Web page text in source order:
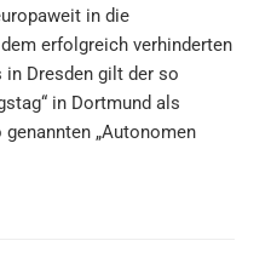
in die
erfolgreich verhinderten
Dresden gilt der so
in Dortmund als
„Autonomen